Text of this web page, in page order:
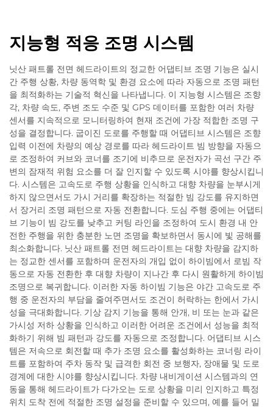
지능형 적응 조명 시스템
닛산 패트롤 전면 헤드라이트의 정교한 어댑티브 조명 기능은 실시
간 주행 상황, 차량 동역학 및 환경 요소에 따라 자동으로 조명 패턴
을 최적화하는 기술적 혁신을 나타냅니다. 이 지능형 시스템은 조향
각, 차량 속도, 주변 조도 수준 및 GPS 데이터를 포함한 여러 차량
센서를 지속적으로 모니터링하여 현재 조건에 가장 적합한 조명 구
성을 결정합니다. 굽이진 도로를 주행할 때 어댑티브 시스템은 조향
입력 이전에 차량의 예상 경로를 따라 헤드라이트 빔 방향을 자동으
로 조정하여 커브와 코너를 조기에 비추므로 운전자가 곡선 구간 주
변의 잠재적 위험 요소를 더 잘 인지할 수 있도록 시야를 향상시킵니
다. 시스템은 고속도로 주행 상황을 인식하고 대향 차량을 눈부시게
하지 않으면서도 가시 거리를 확장하는 적절한 빔 강도를 유지하면
서 장거리 조명 패턴으로 자동 전환합니다. 도심 주행 중에는 어댑티
브 기능이 빔 강도를 낮추고 커팅 라인을 조정하여 도시 환경 내 안
전한 주행을 위한 충분한 노면 조명을 확보하면서 동시에 빛 공해를
최소화합니다. 닛산 패트롤 전면 헤드라이트는 대향 차량을 감지하
는 정교한 센서를 포함하며 운전자의 개입 없이 하이빔에서 로빔 작
동으로 자동 전환한 후 대향 차량이 지나간 후 다시 원활하게 하이빔
조명으로 복귀합니다. 이러한 자동 하이빔 기능은 야간 고속도로 주
행 중 운전자의 부담을 줄여주면서도 조건이 허락하는 한에서 가시
성을 극대화합니다. 기상 감지 기능을 통해 안개, 비 또는 눈과 같은
가시성 저하 상황을 인식하고 이러한 어려운 조건에서 성능을 최적
화하기 위해 빔 패턴과 강도를 자동으로 조정합니다. 어댑티브 시스
템은 저속으로 회전할 때 추가 조명 요소를 활성화하는 코너링 라이
트를 포함하여 주차 동작 및 급격한 회전 중 보행자, 장애물 및 도로
경계에 대한 시야를 향상시킵니다. 차량 내비게이션 시스템과의 연
동을 통해 헤드라이트가 다가오는 도로 상황을 미리 인지하고 특정
위치 도착 전에 적절한 조명 설정을 준비할 수 있으며, 예를 들어 밀